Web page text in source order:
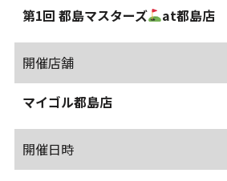
第1回 都島マスターズ at都島店
開催店舗
マイゴル都島店
開催日時